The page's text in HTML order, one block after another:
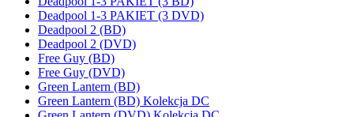
Deadpool 1-3 PAKIET (3 DVD)
Deadpool 2 (BD)
Deadpool 2 (DVD)
Free Guy (BD)
Free Guy (DVD)
Green Lantern (BD)
Green Lantern (BD) Kolekcja DC